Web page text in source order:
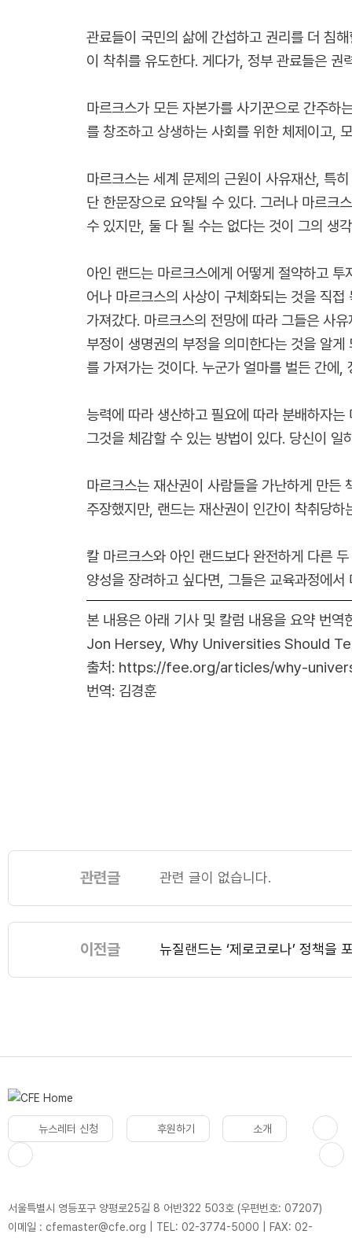
관료들이 국민의 삶에 간섭하고 권리를 더 침
이 착취를 유도한다. 게다가, 정부 관료들은 권
마르크스가 모든 자본가를 사기꾼으로 간주하
를 창조하고 상생하는 사회를 위한 체제이고,
마르크스는 세계 문제의 근원이 사유재산, 특
단 한문장으로 요약될 수 있다. 그러나 마르크
수 있지만, 둘 다 될 수는 없다는 것이 그의 생
아인 랜드는 마르크스에게 어떻게 절약하고
어나 마르크스의 사상이 구체화되는 것을 직
가져갔다. 마르크스의 전망에 따라 그들은 사
부정이 생명권의 부정을 의미한다는 것을 알
를 가져가는 것이다. 누군가 얼마를 벌든 간에
능력에 따라 생산하고 필요에 따라 분배하자
그것을 체감할 수 있는 방법이 있다. 당신이
마르크스는 재산권이 사람들을 가난하게 만든
주장했지만, 랜드는 재산권이 인간이 착취당하
칼 마르크스와 아인 랜드보다 완전하게 다른
양성을 장려하고 싶다면, 그들은 교육과정에
본 내용은 아래 기사 및 칼럼 내용을 요약 번역
Jon Hersey, Why Universities Should
출처: https://fee.org/articles/why-
번역: 김경훈
관련글 관련 글이 없습니다.
이전글 뉴질랜드는 ‘제로코로나’ 정책을
뉴스레터 신청 후원하기 소개
서울특별시 영등포구 양평로25길 8 어반322 503호 (우편번호: 07207)
이메일 : cfemaster@cfe.org
TEL: 02-3774-5000 FAX: 02-